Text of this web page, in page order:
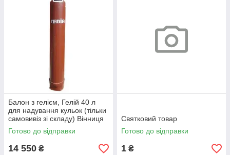
Балон з гелієм, Гелій 40 л
для надування кульок (тільки
самовивіз зі складу) Вінниця
Готово до відправки
14 550 ₴
Святковий товар
Готово до відправки
1 ₴